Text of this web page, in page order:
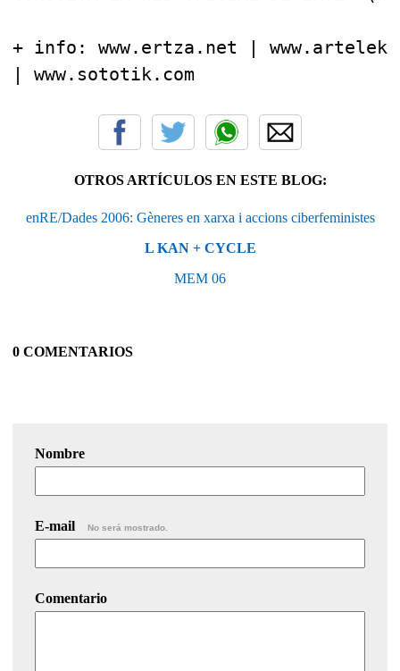
+ info: www.ertza.net |
| www.sototik.com
OTROS ARTÍCULOS EN ESTE BLOG:
enRE/Dades 2006: Gèneres en xarxa i accions ciberfeministes
L KAN + CYCLE
MEM 06
0 COMENTARIOS
Nombre
E-mail No será mostrado.
Comentario